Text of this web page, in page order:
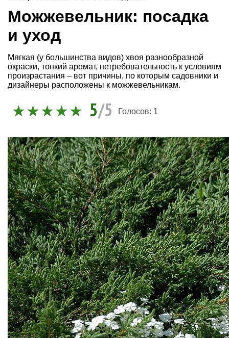
Можжевельник: посадка
и уход
Мягкая (у большинства видов) хвоя разнообразной
окраски, тонкий аромат, нетребовательность к условиям
произрастания – вот причины, по которым садовники и
дизайнеры расположены к можжевельникам.
5/5 Голосов: 1